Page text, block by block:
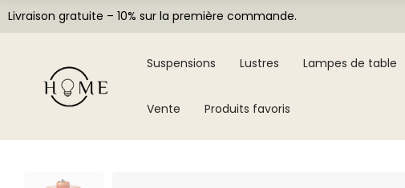
Livraison gratuite – 10% sur la première commande.
Suspensions Lustres Lampes de table
Vente Produits favoris